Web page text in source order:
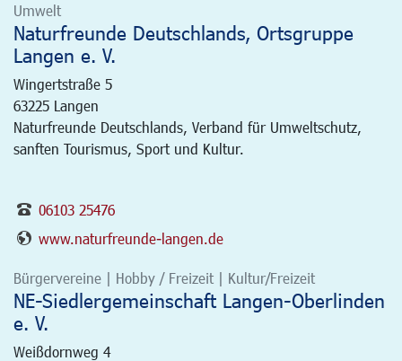
Umwelt
Naturfreunde Deutschlands, Ortsgruppe
Langen e. V.
Wingertstraße 5
63225 Langen
Naturfreunde Deutschlands, Verband für Umweltschutz,
sanften Tourismus, Sport und Kultur.
06103 25476
www.naturfreunde-langen.de
Bürgervereine | Hobby / Freizeit | Kultur/Freizeit
NE-Siedlergemeinschaft Langen-Oberlinden
e. V.
Weißdornweg 4